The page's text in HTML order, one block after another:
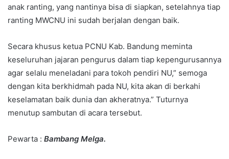
anak ranting, yang nantinya bisa di siapkan, setelahnya tiap
ranting MWCNU ini sudah berjalan dengan baik.
Secara khusus ketua PCNU Kab. Bandung meminta
keseluruhan jajaran pengurus dalam tiap kepengurusannya
agar selalu meneladani para tokoh pendiri NU,” semoga
dengan kita berkhidmah pada NU, kita akan di berkahi
keselamatan baik dunia dan akheratnya.” Tuturnya
menutup sambutan di acara tersebut.
Pewarta : Bambang Melga.